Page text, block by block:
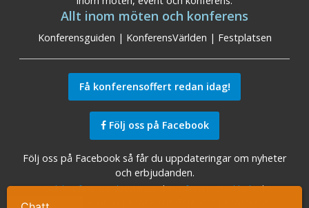
Allt inom möten och konferens
Konferensguiden | KonferensVärlden | Festplatsen
Få konferensoffert redan idag!
Följ oss på Facebook
Följ oss på Facebook så får du uppdateringar om nyheter
och erbjudanden.
Sök konferensanläggningar|Konferens Stockholm|
Konferens Arlanda